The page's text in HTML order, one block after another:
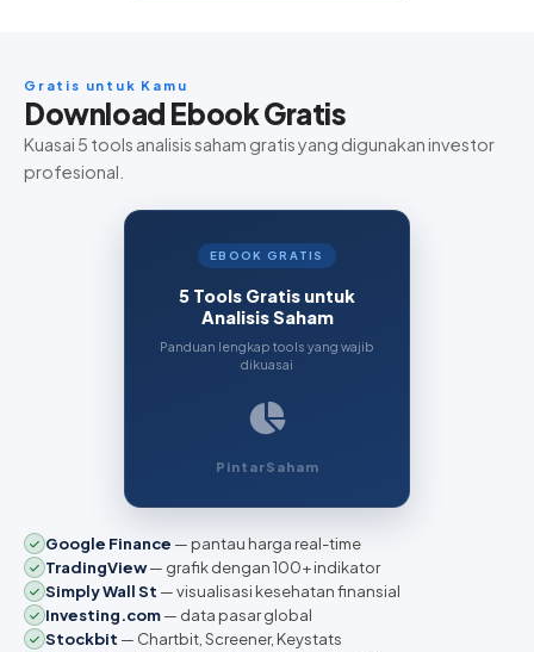
Gratis untuk Kamu
Download Ebook Gratis
Kuasai 5 tools analisis saham gratis yang digunakan investor
profesional.
EBOOK GRATIS
5 Tools Gratis untuk
Analisis Saham
Panduan lengkap tools yang wajib
dikuasai
PintarSaham
Google Finance — pantau harga real-time
TradingView— grafik dengan 100+ indikator
Simply Wall St — visualisasi kesehatan finansial
Investing.com— data pasar global
Stockbit — Chartbit, Screener, Keystats